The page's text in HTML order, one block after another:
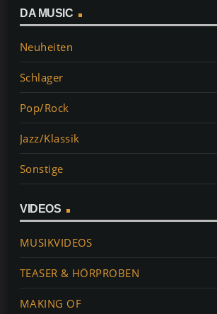
DA MUSIC
Neuheiten
Schlager
Pop/Rock
Jazz/Klassik
Sonstige
VIDEOS
MUSIKVIDEOS
TEASER & HÖRPROBEN
MAKING OF